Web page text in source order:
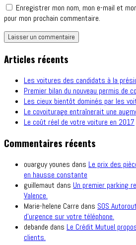
Enregistrer mon nom, mon e-mail et
pour mon prochain commentaire.
Articles récents
Les voitures des candidats à la
Premier bilan du nouveau permis de
Les cieux bientôt dominés par les
Le covoiturage entraînerait une
Le coût réel de votre voiture en 2017
Commentaires récents
ouarguy younes dans Le prix des
en hausse constante
guillemaut dans Un premier parking
Valence.
Marie-helene Carre dans SOS
d’urgence sur votre téléphone.
debande dans Le Crédit Mutuel
clients.